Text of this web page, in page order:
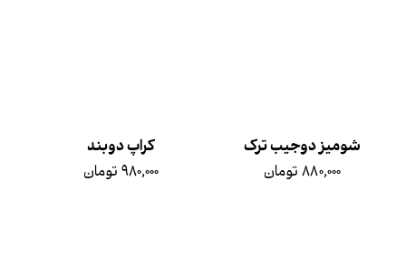
شومیز دوجیب ترک
۸۸۰,۰۰۰ تومان
کراپ دوبند
۹۸۰,۰۰۰ تومان